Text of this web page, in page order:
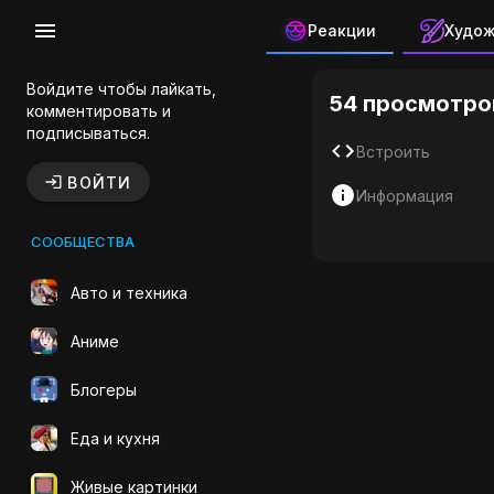
Реакции
Войдите чтобы лайкать,
комментировать и
подписываться.
ВОЙТИ
СООБЩЕСТВА
Авто и техника
Аниме
Блогеры
Еда и кухня
Живые картинки
Аниме
54
Встроить
Информация